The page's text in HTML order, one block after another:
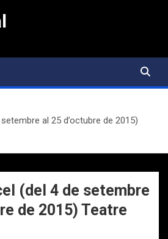
al 25 d’octubre de 2015)
(del 4 de setembre
de 2015) Teatre